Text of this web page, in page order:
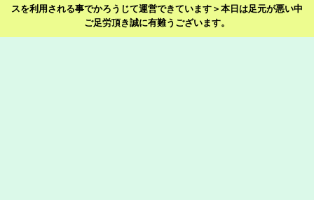
スを利用される事でかろうじて運営できています＞本日は足元が悪い中
ご足労頂き誠に有難うございます。